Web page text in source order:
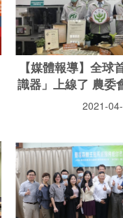
【媒體報導】全球
識器」上線了 農委
2021-